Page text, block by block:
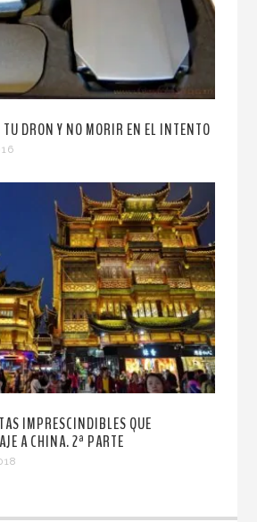
DRON Y NO MORIR EN EL INTENTO
IMPRESCINDIBLES QUE
A CHINA. 2ª PARTE